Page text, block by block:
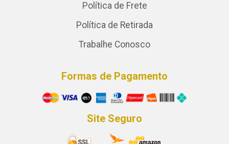
Política de Frete
Política de Retirada
Trabalhe Conosco
Formas de Pagamento
Site Seguro